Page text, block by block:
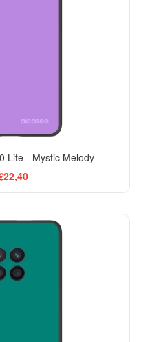
Lite - Mystic Melody